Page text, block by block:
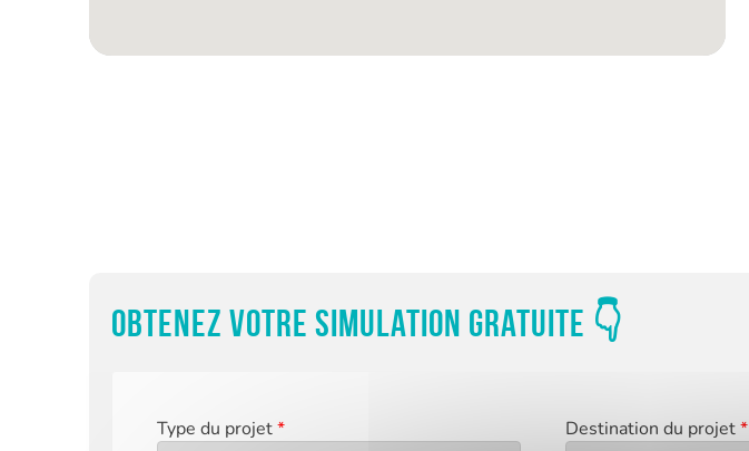
Obtenez votre simulation gratuite 👇
Type du projet* Destination du projet*